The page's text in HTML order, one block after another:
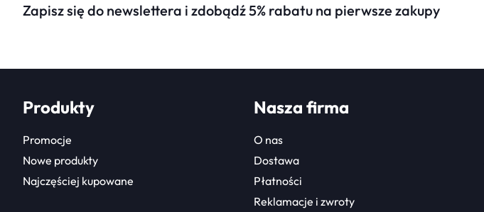
Zapisz się do newslettera i zdobądź 5% rabatu na pierwsze zakupy
Produkty
Promocje
Nowe produkty
Najczęściej kupowane
Nasza firma
O nas
Dostawa
Płatności
Reklamacje i zwroty